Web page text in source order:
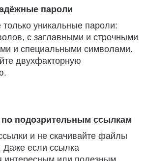
пароли
только уникальные пароли:
с заглавными и строчными
и специальными символами.
двухфакторную
по подозрительным ссылкам
и не скачивайте файлы
Даже если ссылка